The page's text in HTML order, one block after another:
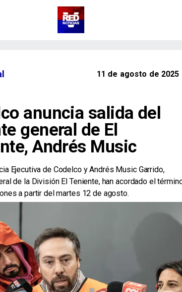
11 de agosto de 2025
anuncia salida del
general de El
Andrés Music
Ejecutiva de Codelco y Andrés Music Garrido,
de la División El Teniente, han acordado el
a partir del martes 12 de agosto.